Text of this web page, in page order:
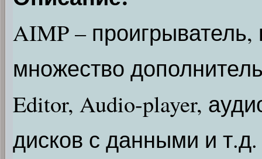
AIMP –
множество
Editor, Audio-player,
дисков с данными и